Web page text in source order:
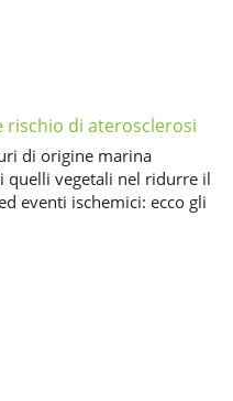
rischio di aterosclerosi
di origine marina
quelli vegetali nel ridurre il
eventi ischemici: ecco gli